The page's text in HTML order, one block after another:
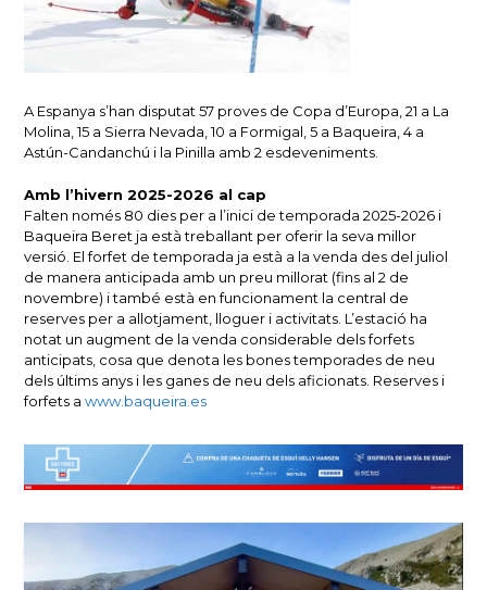
A Espanya s’han disputat 57 proves de Copa d’Europa, 21 a La
Molina, 15 a Sierra Nevada, 10 a Formigal, 5 a Baqueira, 4 a
Astún-Candanchú i la Pinilla amb 2 esdeveniments.
Amb l’hivern 2025-2026 al cap
Falten només 80 dies per a l’inici de temporada 2025-2026 i
Baqueira Beret ja està treballant per oferir la seva millor
versió. El forfet de temporada ja està a la venda des del juliol
de manera anticipada amb un preu millorat (fins al 2 de
novembre) i també està en funcionament la central de
reserves per a allotjament, lloguer i activitats. L’estació ha
notat un augment de la venda considerable dels forfets
anticipats, cosa que denota les bones temporades de neu
dels últims anys i les ganes de neu dels aficionats. Reserves i
forfets awww.baqueira.es